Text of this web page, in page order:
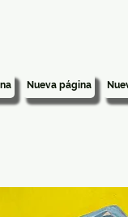
Nueva página